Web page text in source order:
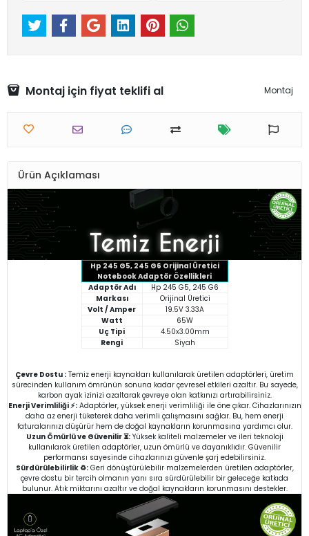
Montaj için fiyat teklifi al Montaj
Ürün Açıklaması
Hp 245 G5, 245 G6 Orijinal Üretici
Notebook Adaptör Özellikleri
Adaptör Adı
Hp 245 G5, 245 G6
Markası
Orijinal Üretici
Volt / Amper
19.5V 3.33A
Watt
65W
Uç Tipi
4.50x3.00mm
Rengi
Siyah
Çevre Dostu : Temiz enerji kaynakları kullanılarak üretilen adaptörleri, üretim
sürecinden kullanım ömrünün sonuna kadar çevresel etkileri azaltır. Bu sayede,
karbon ayak izinizi azaltarak çevreye olan katkınızı artırabilirsiniz.
Enerji Verimliliği ⚡:Adaptörler, yüksek enerji verimliliği ile öne çıkar. Cihazlarınızın
daha az enerji tüketerek daha verimli çalışmasını sağlar. Bu, hem enerji
faturalarınızı düşürür hem de doğal kaynakların korunmasına yardımcı olur.
Uzun Ömürlü ve Güvenilir ⏳:Yüksek kaliteli malzemeler ve ileri teknoloji
kullanılarak üretilen adaptörler, uzun ömürlü ve dayanıklıdır. Güvenilir
performansı sayesinde cihazlarınızı güvenle şarj edebilirsiniz.
Sürdürülebilirlik ♻️:Geri dönüştürülebilir malzemelerden üretilen adaptörler,
çevre dostu bir tercih olmanın yanı sıra sürdürülebilir bir geleceğe katkıda
bulunur. Atık miktarını azaltır ve doğal kaynakların korunmasını destekler.